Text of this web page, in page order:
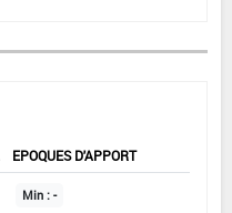
EPOQUES D'APPORT
Min : -